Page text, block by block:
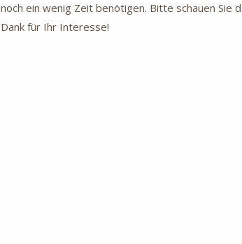
noch ein wenig Zeit benötigen. Bitte schauen Sie
Dank für Ihr Interesse!